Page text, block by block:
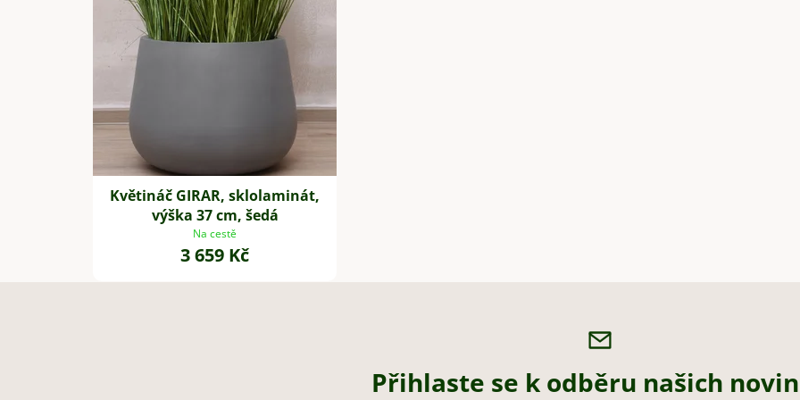
Květináč GIRAR, sklolaminát,
výška 37 cm, šedá
Na cestě
3 659 Kč
Přihlaste se k odběru našich